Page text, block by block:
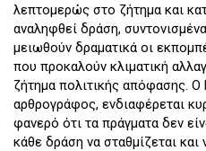
λεπτομερώς στο ζήτημα και
αναληφθεί δράση,
μειωθούν δραματικά οι
που προκαλούν κλιματική
ζήτημα πολιτικής απόφασης. Ο
αρθρογράφος, ενδιαφέρεται
φανερό ότι τα πράγματα δεν
κάθε δράση να σταθμίζεται και